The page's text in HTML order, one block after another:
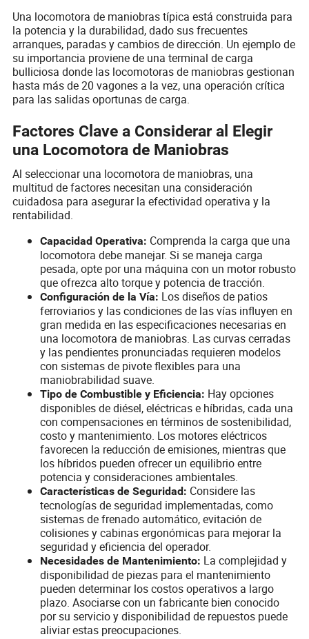
Una locomotora de maniobras típica está construida para
la potencia y la durabilidad, dado sus frecuentes
arranques, paradas y cambios de dirección. Un ejemplo de
su importancia proviene de una terminal de carga
bulliciosa donde las locomotoras de maniobras gestionan
hasta más de 20 vagones a la vez, una operación crítica
para las salidas oportunas de carga.
Factores Clave a Considerar al Elegir
una Locomotora de Maniobras
Al seleccionar una locomotora de maniobras, una
multitud de factores necesitan una consideración
cuidadosa para asegurar la efectividad operativa y la
rentabilidad.
Capacidad Operativa: Comprenda la carga que una
locomotora debe manejar. Si se maneja carga
pesada, opte por una máquina con un motor robusto
que ofrezca alto torque y potencia de tracción.
Configuración de la Vía: Los diseños de patios
ferroviarios y las condiciones de las vías influyen en
gran medida en las especificaciones necesarias en
una locomotora de maniobras. Las curvas cerradas
y las pendientes pronunciadas requieren modelos
con sistemas de pivote flexibles para una
maniobrabilidad suave.
Tipo de Combustible y Eficiencia: Hay opciones
disponibles de diésel, eléctricas e híbridas, cada una
con compensaciones en términos de sostenibilidad,
costo y mantenimiento. Los motores eléctricos
favorecen la reducción de emisiones, mientras que
los híbridos pueden ofrecer un equilibrio entre
potencia y consideraciones ambientales.
Características de Seguridad: Considere las
tecnologías de seguridad implementadas, como
sistemas de frenado automático, evitación de
colisiones y cabinas ergonómicas para mejorar la
seguridad y eficiencia del operador.
Necesidades de Mantenimiento: La complejidad y
disponibilidad de piezas para el mantenimiento
pueden determinar los costos operativos a largo
plazo. Asociarse con un fabricante bien conocido
por su servicio y disponibilidad de repuestos puede
aliviar estas preocupaciones.